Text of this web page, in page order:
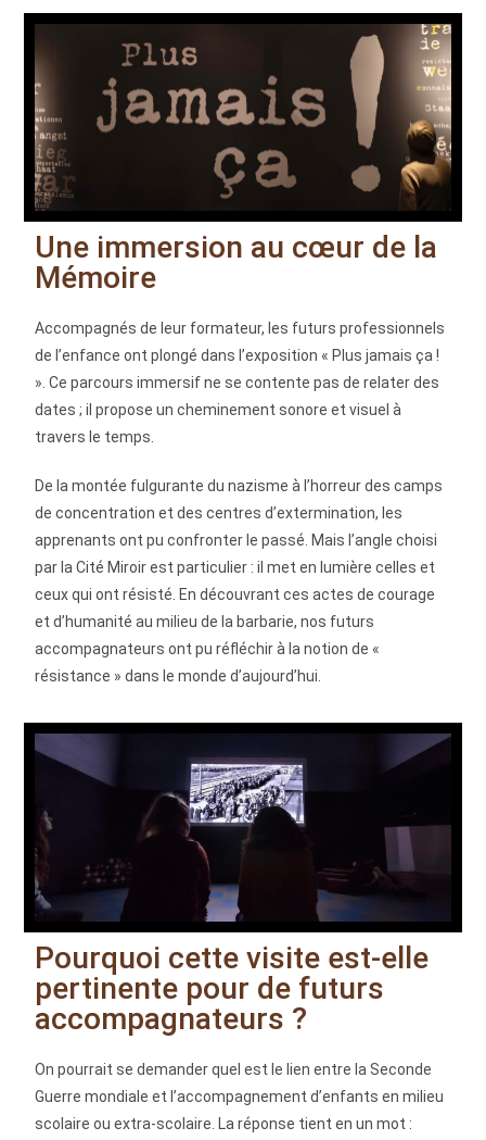
Une immersion au cœur de la
Mémoire
Accompagnés de leur formateur, les futurs professionnels
de l’enfance ont plongé dans l’exposition « Plus jamais ça !
». Ce parcours immersif ne se contente pas de relater des
dates ; il propose un cheminement sonore et visuel à
travers le temps.
De la montée fulgurante du nazisme à l’horreur des camps
de concentration et des centres d’extermination, les
apprenants ont pu confronter le passé. Mais l’angle choisi
par la Cité Miroir est particulier : il met en lumière celles et
ceux qui ont résisté. En découvrant ces actes de courage
et d’humanité au milieu de la barbarie, nos futurs
accompagnateurs ont pu réfléchir à la notion de «
résistance » dans le monde d’aujourd’hui.
Pourquoi cette visite est-elle
pertinente pour de futurs
accompagnateurs ?
On pourrait se demander quel est le lien entre la Seconde
Guerre mondiale et l’accompagnement d’enfants en milieu
scolaire ou extra-scolaire. La réponse tient en un mot :